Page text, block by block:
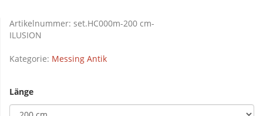
Artikelnummer: set.HC000m-200 cm-
ILUSION
Kategorie: Messing Antik
Länge